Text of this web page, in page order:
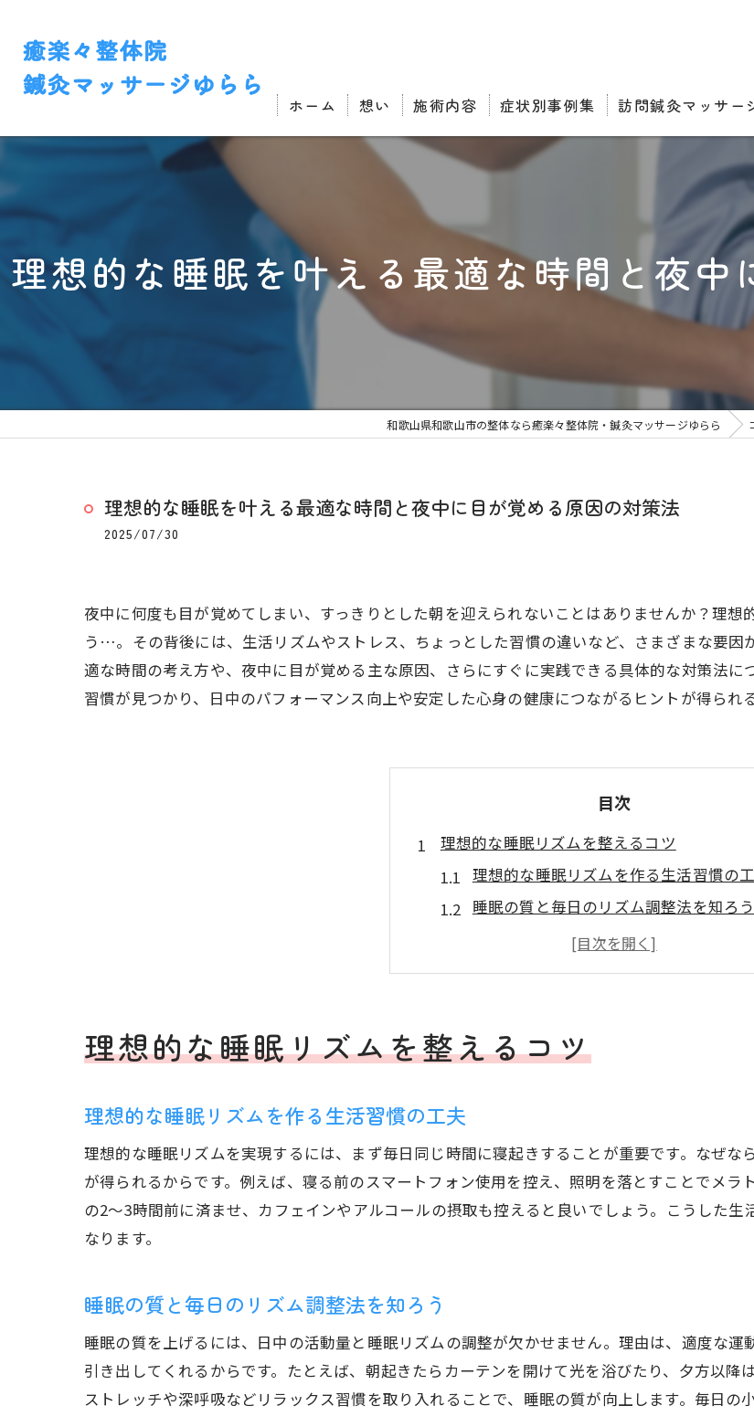
ホーム 想い 施術内容 症状別事例集 訪問鍼灸マッサー
理想的な睡眠を叶える最適な時間と夜中
和歌山県和歌山市の整体なら癒楽々整体院・鍼灸マッサージゆらら
理想的な睡眠を叶える最適な時間と夜中に目が覚める原因の対策法
2025/07/30
夜中に何度も目が覚めてしまい、すっきりとした朝を迎えられないことはありませんか？理
う…。その背後には、生活リズムやストレス、ちょっとした習慣の違いなど、さまざまな要因
適な時間の考え方や、夜中に目が覚める主な原因、さらにすぐに実践できる具体的な対策法
習慣が見つかり、日中のパフォーマンス向上や安定した心身の健康につながるヒントが得られる
目次
理想的な睡眠リズムを整えるコツ
理想的な睡眠リズムを作る生活習慣の
睡眠の質と毎日のリズム調整法を知ろう
規則正しい睡眠リズムで心身を整える方
自分に合った理想的な睡眠リズムの見
深い睡眠を促す理想的な睡眠サイクルの
質の高い睡眠がもたらす効果とは
睡眠の質向上でストレス軽減と活力アッ
理想的な睡眠が心身の回復に役立つポ
睡眠の質低下につながる原因と対策法
理想的な睡眠を妨げる生活習慣を見直す
理想的な睡眠リズムを整えるコツ
理想的な睡眠リズムを作る生活習慣の工夫
理想的な睡眠リズムを実現するには、まず毎日同じ時間に寝起きすることが重要です。なぜ
が得られるからです。例えば、寝る前のスマートフォン使用を控え、照明を落とすことでメ
の2～3時間前に済ませ、カフェインやアルコールの摂取も控えると良いでしょう。こうした
なります。
睡眠の質と毎日のリズム調整法を知ろう
睡眠の質を上げるには、日中の活動量と睡眠リズムの調整が欠かせません。理由は、適度な
引き出してくれるからです。たとえば、朝起きたらカーテンを開けて光を浴びたり、夕方以
ストレッチや深呼吸などリラックス習慣を取り入れることで、睡眠の質が向上します。毎日の